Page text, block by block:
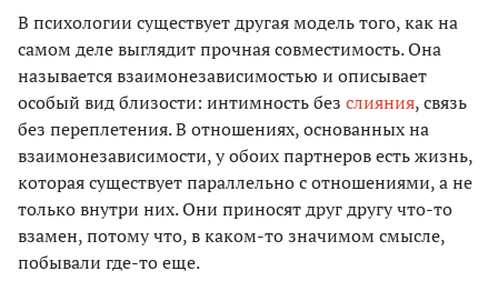
В психологии существует другая модель того, как на
самом деле выглядит прочная совместимость. Она
называется взаимонезависимостью и описывает
особый вид близости: интимность без слияния, связь
без переплетения. В отношениях, основанных на
взаимонезависимости, у обоих партнеров есть жизнь,
которая существует параллельно с отношениями, а не
только внутри них. Они приносят друг другу что-то
взамен, потому что, в каком-то значимом смысле,
побывали где-то еще.